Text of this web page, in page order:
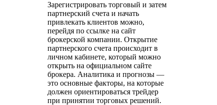
Зарегистрировать торговый и затем
партнерский счета и начать
привлекать клиентов можно,
перейдя по ссылке на сайт
брокерской компании. Открытие
партнерского счета происходит в
личном кабинете, который можно
открыть на официальном сайте
брокера. Аналитика и прогнозы —
это основные факторы, на которые
должен ориентироваться трейдер
при принятии торговых решений.